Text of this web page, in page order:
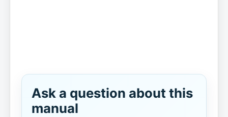
Ask a question about this
manual